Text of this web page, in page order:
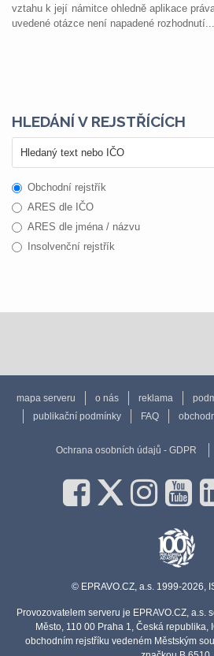
vztahu k její námitce ohledně aplikace
uvedené otázce není napadené rozhodnutí...
HLEDÁNÍ V REJSTŘÍCÍCH
Obchodní rejstřík
ARES dle IČO
ARES dle jména / názvu
Insolvenční rejstřík
mapa serveru o nás reklama
publikační podmínky
FAQ
Ochrana osobních údajů - GDPR
© EPRAVO.CZ, a.s. 1999-2026,
Provozovatelem serveru je EPRAVO.CZ, a.s.
Město, 110 00 Praha 1, Česká republika,
obchodním rejstříku vedeném Městským